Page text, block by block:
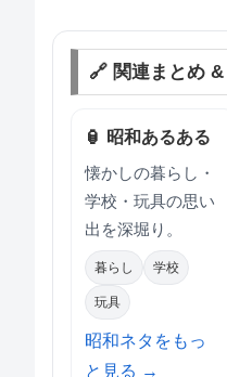
🔗 関連まとめ
🏮 昭和あるある
懐かしの暮らし・
学校・玩具の思い
出を深堀り。
暮らし 学校
玩具
昭和ネタをもっ
と見る →